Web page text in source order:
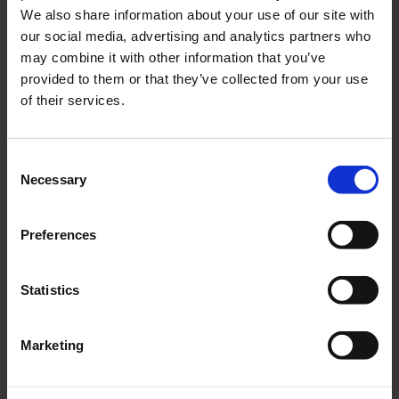
We also share information about your use of our site with
our social media, advertising and analytics partners who
may combine it with other information that you’ve
provided to them or that they’ve collected from your use
of their services.
Necessary
Preferences
Statistics
Marketing
KÖP KÖP
Bensinkran M16 Rak
Crescent/MCB Universal